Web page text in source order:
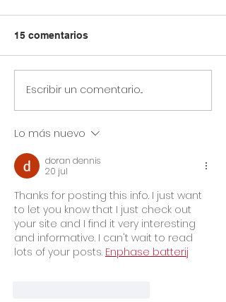
Circular Rectoral #23:
junio 12 de 2026 por
Asoinca
15 comentarios
Escribir un comentario...
Lo más nuevo
doran dennis
20 jul
Thanks for posting this info. I just want
to let you know that I just check out
your site and I find it very interesting
and informative. I can't wait to read
lots of your posts. Enphase batterij